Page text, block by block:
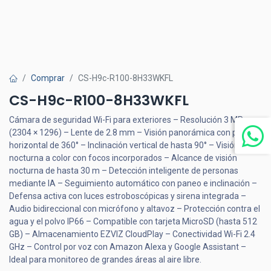
Comprar CS-H9c-R100-8H33WKFL
CS-H9c-R100-8H33WKFL
Cámara de seguridad Wi-Fi para exteriores – Resolución 3 MP
(2304 × 1296) – Lente de 2.8 mm – Visión panorámica con paneo
horizontal de 360° – Inclinación vertical de hasta 90° – Visión
nocturna a color con focos incorporados – Alcance de visión
nocturna de hasta 30 m – Detección inteligente de personas
mediante IA – Seguimiento automático con paneo e inclinación –
Defensa activa con luces estroboscópicas y sirena integrada –
Audio bidireccional con micrófono y altavoz – Protección contra el
agua y el polvo IP66 – Compatible con tarjeta MicroSD (hasta 512
GB) – Almacenamiento EZVIZ CloudPlay – Conectividad Wi-Fi 2.4
GHz – Control por voz con Amazon Alexa y Google Assistant –
Ideal para monitoreo de grandes áreas al aire libre.